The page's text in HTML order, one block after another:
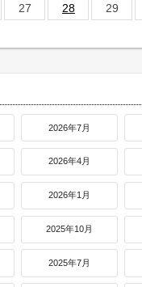
27 28 29
2026年7月
2026年4月
2026年1月
2025年10月
2025年7月